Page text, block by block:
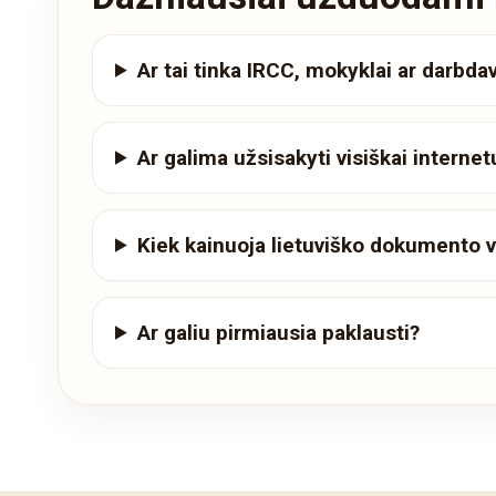
Ar tai tinka IRCC, mokyklai ar
Ar galima užsisakyti visiškai
Kiek kainuoja lietuviško dokumento
Ar galiu pirmiausia paklausti?